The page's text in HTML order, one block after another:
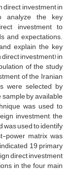
direct investment in
analyze the key
investment to
and expectations.
explain the key
investment) in
of the study
of the Iranian
were selected by
by available
was used to
investment, the
was used to identify
power matrix was
19 primary
direct investment
in the four main